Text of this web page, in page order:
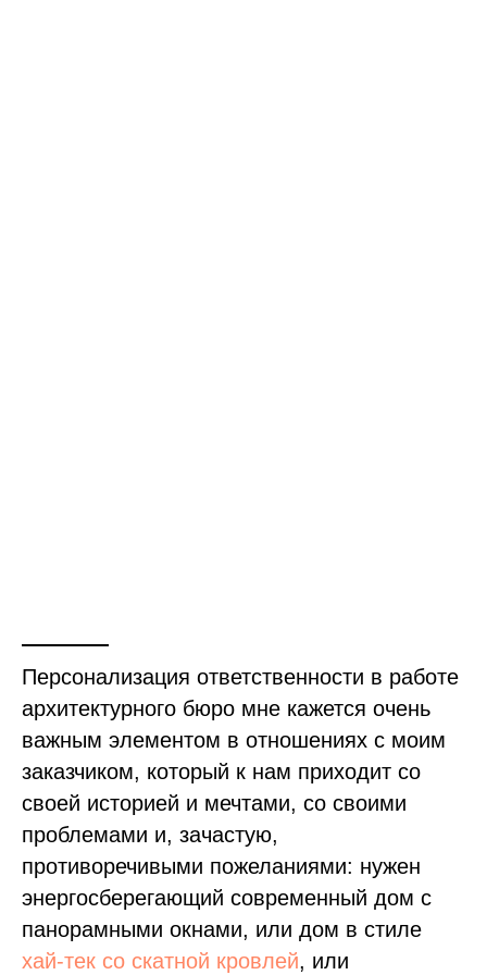
Персонализация ответственности в работе
архитектурного бюро мне кажется очень
важным элементом в отношениях с моим
заказчиком, который к нам приходит со
своей историей и мечтами, со своими
проблемами и, зачастую,
противоречивыми пожеланиями: нужен
энергосберегающий современный дом с
панорамными окнами, или дом в стиле
хай-тек со скатной кровлей, или
Расскажите о доме своей мечты на
консультациис главным
архитектором